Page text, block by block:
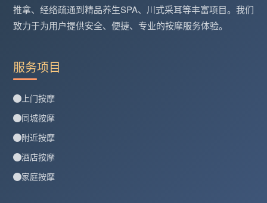
推拿、经络疏通到精品养生SPA、川式采耳等丰富项目。我们
致力于为用户提供安全、便捷、专业的按摩服务体验。
服务项目
上门按摩
同城按摩
附近按摩
酒店按摩
家庭按摩